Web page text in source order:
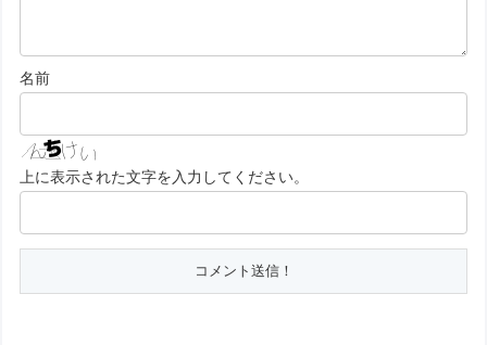
名前
上に表示された文字を入力してください。